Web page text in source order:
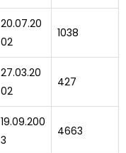
20.07.20
02
1038
27.03.20
02
427
19.09.200
3
4663